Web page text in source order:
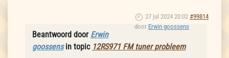
27 jul 2024 20:02 #99814
door Erwin goossens
Beantwoord door Erwin
goossensin topic 12RS971 FM tuner probleem